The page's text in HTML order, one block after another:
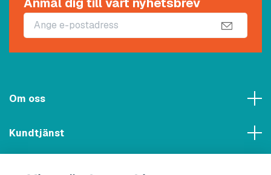
Om oss
Kundtjänst